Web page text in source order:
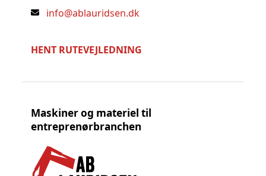
info@ablauridsen.dk
HENT RUTEVEJLEDNING
Maskiner og materiel til
entreprenørbranchen